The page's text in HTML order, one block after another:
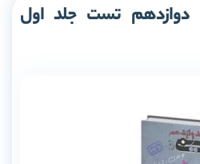
دوازدهم تست جلد اول